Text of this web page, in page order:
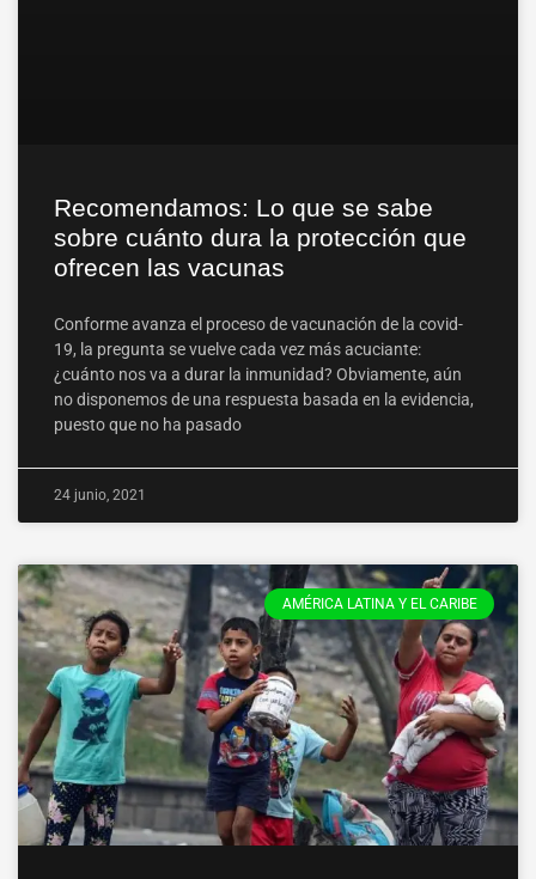
Recomendamos: Lo que se sabe
sobre cuánto dura la protección que
ofrecen las vacunas
Conforme avanza el proceso de vacunación de la covid-
19, la pregunta se vuelve cada vez más acuciante:
¿cuánto nos va a durar la inmunidad? Obviamente, aún
no disponemos de una respuesta basada en la evidencia,
puesto que no ha pasado
24 junio, 2021
AMÉRICA LATINA Y EL CARIBE